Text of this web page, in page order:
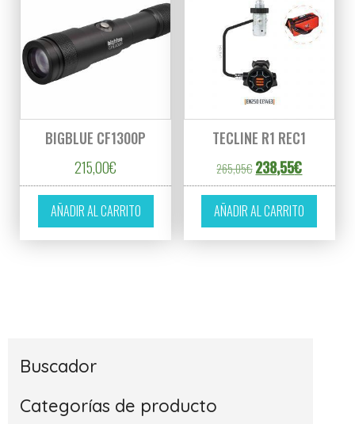
BIGBLUE CF1300P
215,00€
AÑADIR AL CARRITO
TECLINE R1 REC1
265,05€ El precio original
238,55€El precio
AÑADIR AL CARRITO
Buscador
Categorías de producto